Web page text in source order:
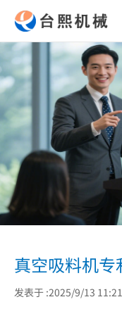
吸
料
机
专
利
术
投
资
分
真空吸料机
发表于 :2025/9/13